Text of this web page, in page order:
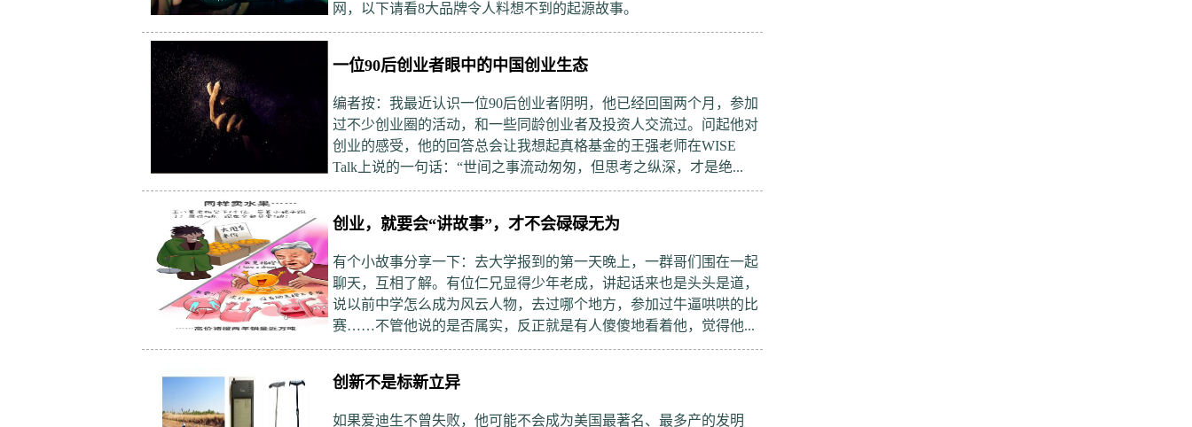
网，以下请看8大品牌令人料想不到的起源故事。
一位90后创业者眼中的中国创业生态
编者按：我最近认识一位90后创业者阴明，他已经回国两个月，参加
过不少创业圈的活动，和一些同龄创业者及投资人交流过。问起他对
创业的感受，他的回答总会让我想起真格基金的王强老师在WISE
Talk上说的一句话：“世间之事流动匆匆，但思考之纵深，才是绝...
创业，就要会“讲故事”，才不会碌碌无为
有个小故事分享一下：去大学报到的第一天晚上，一群哥们围在一起
聊天，互相了解。有位仁兄显得少年老成，讲起话来也是头头是道，
说以前中学怎么成为风云人物，去过哪个地方，参加过牛逼哄哄的比
赛……不管他说的是否属实，反正就是有人傻傻地看着他，觉得他...
创新不是标新立异
如果爱迪生不曾失败，他可能不会成为美国最著名、最多产的发明